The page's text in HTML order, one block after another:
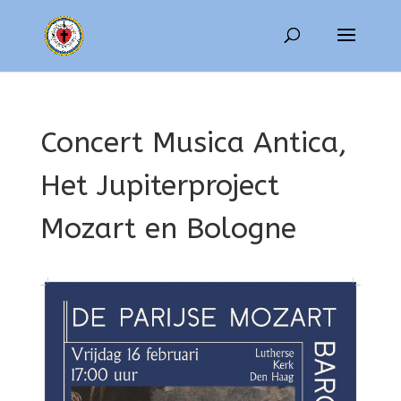
Concert Musica Antica,
Het Jupiterproject
Mozart en Bologne